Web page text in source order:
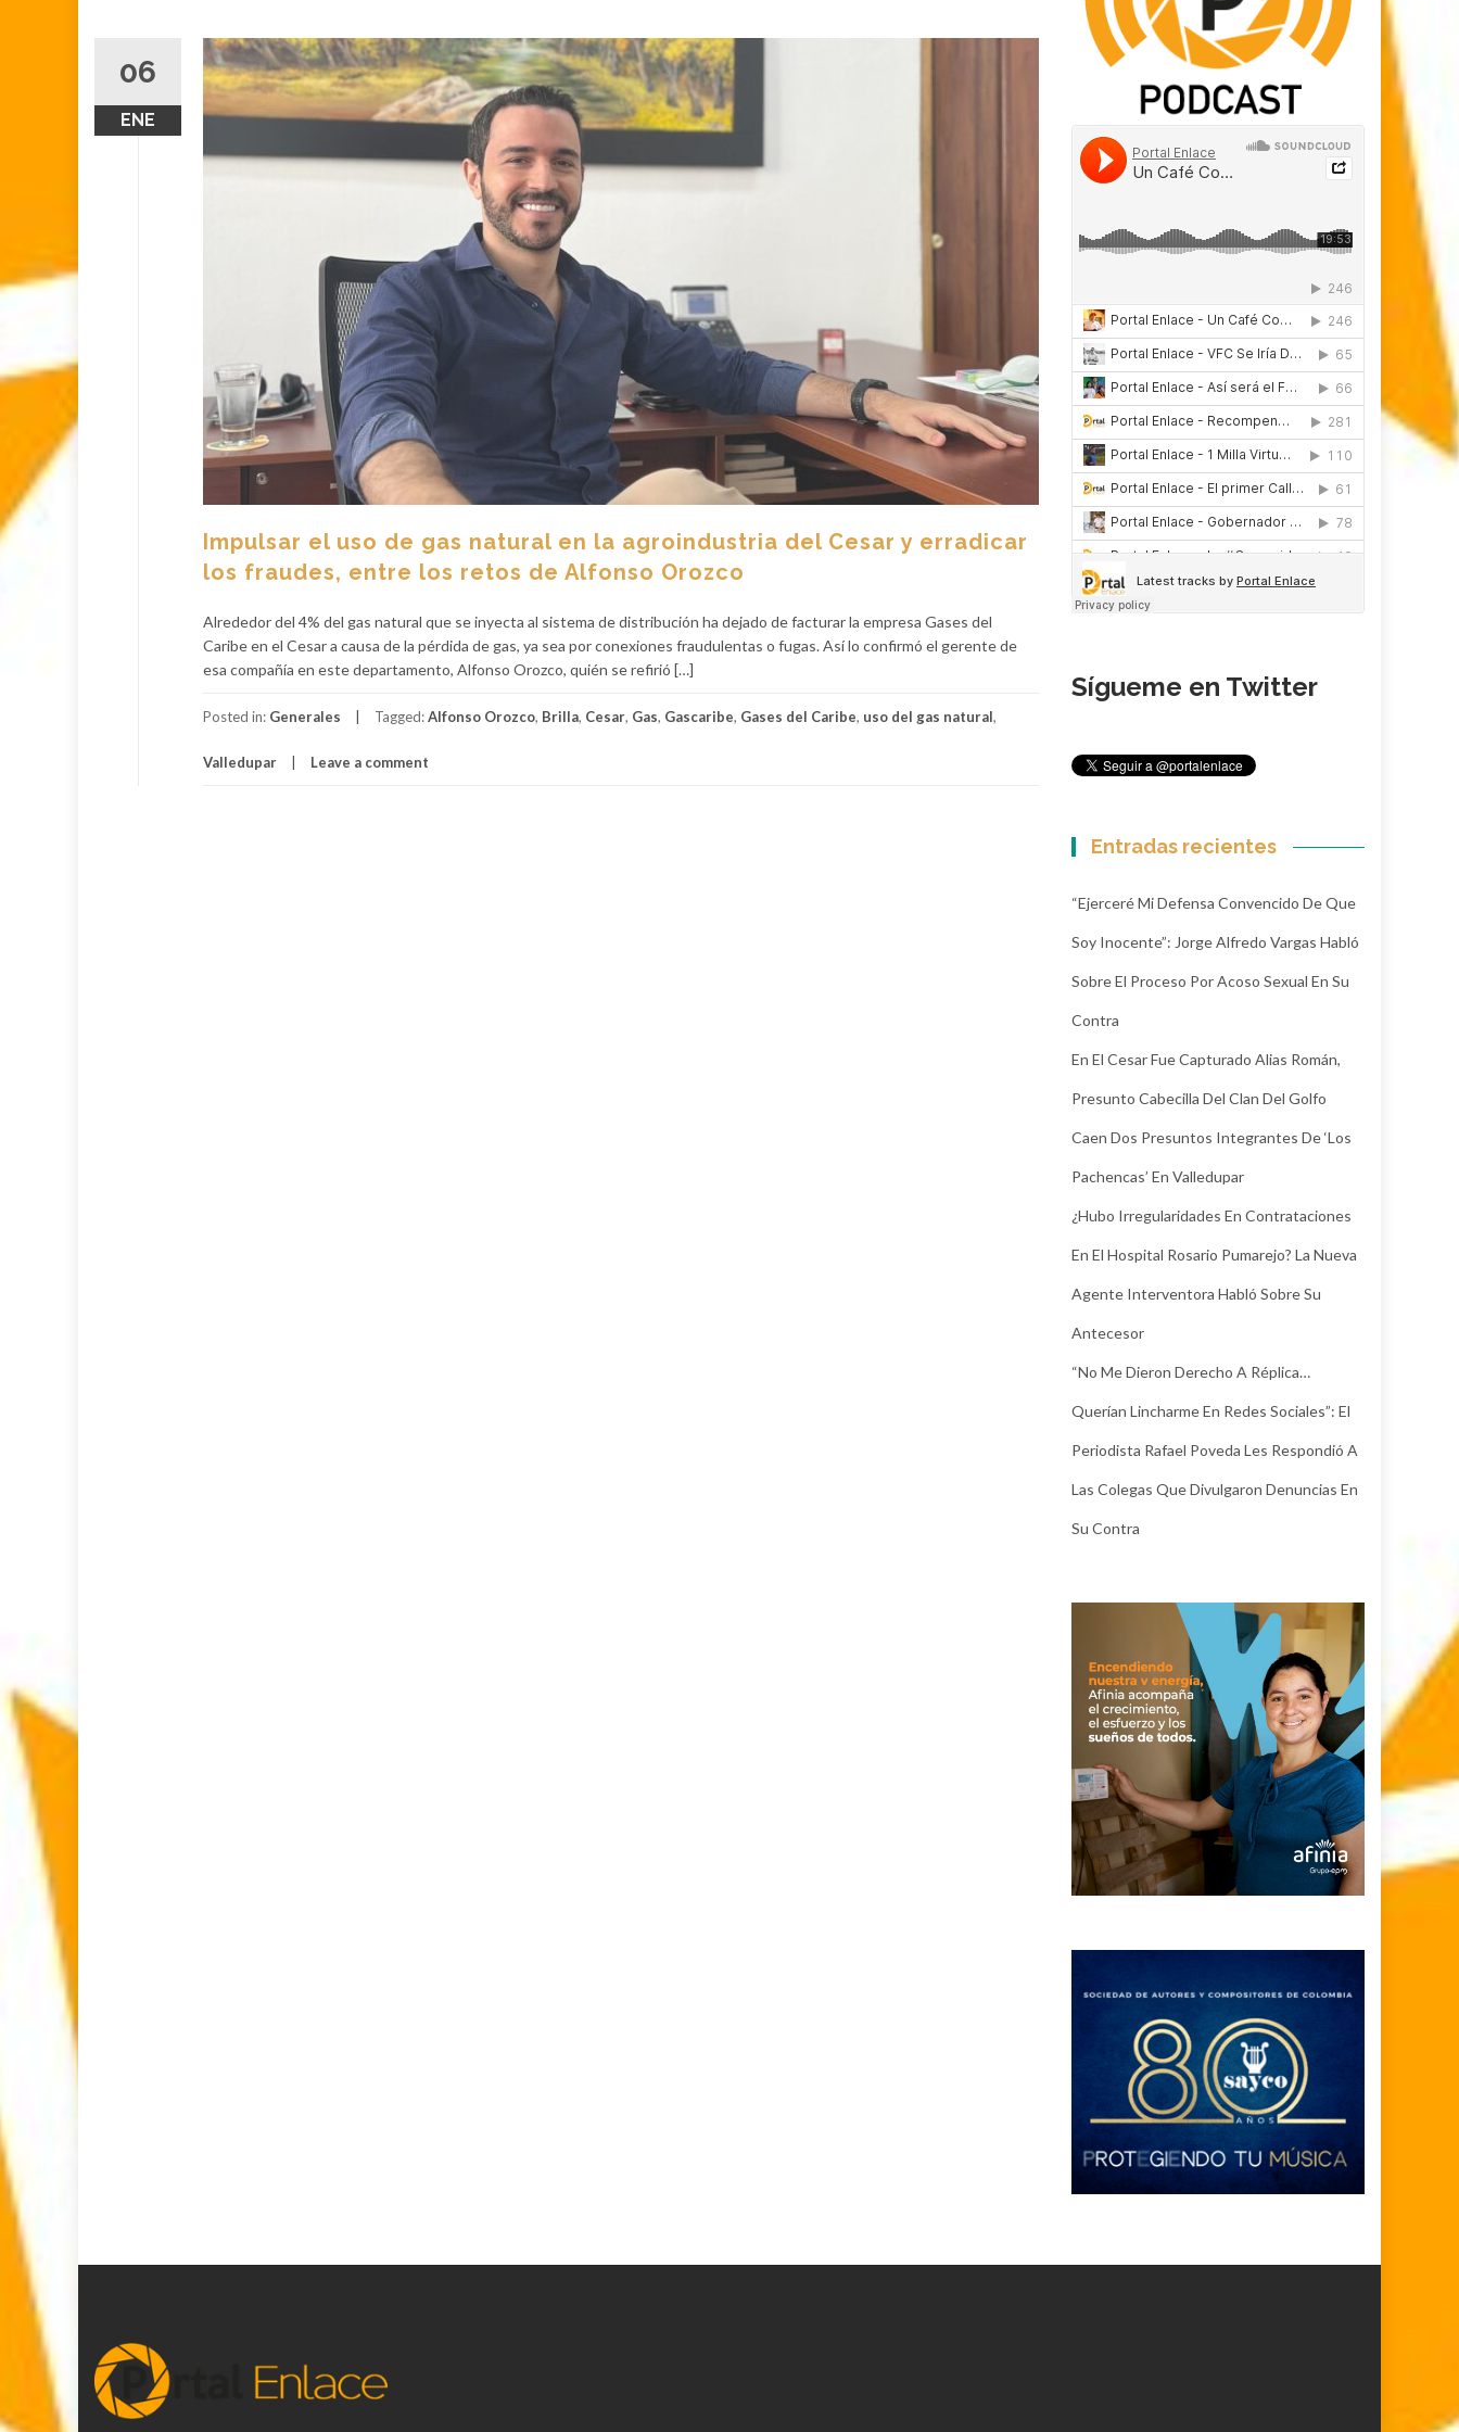
06
ENE
Impulsar el uso de gas natural en la agroindustria del Cesar y erradicar
los fraudes, entre los retos de Alfonso Orozco
Alrededor del 4% del gas natural que se inyecta al sistema de distribución ha dejado de facturar la empresa Gases del
Caribe en el Cesar a causa de la pérdida de gas, ya sea por conexiones fraudulentas o fugas. Así lo confirmó el gerente de
esa compañía en este departamento, Alfonso Orozco, quién se refirió […]
Posted in: Generales Tagged:Alfonso Orozco, Brilla, Cesar, Gas, Gascaribe, Gases del Caribe, uso del gas natural,
Valledupar Leave a comment
Sígueme en Twitter
Entradas recientes
“Ejerceré Mi Defensa Convencido De Que
Soy Inocente”: Jorge Alfredo Vargas Habló
Sobre El Proceso Por Acoso Sexual En Su
Contra
En El Cesar Fue Capturado Alias Román,
Presunto Cabecilla Del Clan Del Golfo
Caen Dos Presuntos Integrantes De ‘Los
Pachencas’ En Valledupar
¿Hubo Irregularidades En Contrataciones
En El Hospital Rosario Pumarejo? La Nueva
Agente Interventora Habló Sobre Su
Antecesor
“No Me Dieron Derecho A Réplica…
Querían Lincharme En Redes Sociales”: El
Periodista Rafael Poveda Les Respondió A
Las Colegas Que Divulgaron Denuncias En
Su Contra